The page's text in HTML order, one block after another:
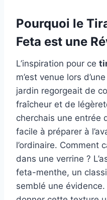
Pourquoi le
Feta est une
L’inspiration pour ce
m’est venue lors
jardin regorgeait de
fraîcheur et de
cherchais une entrée
facile à préparer à
l’ordinaire. Comment
dans une verrine ?
feta-menthe, un
semblé une